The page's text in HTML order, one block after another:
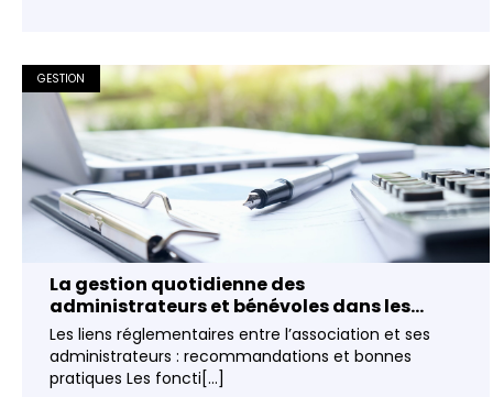
GESTION
La gestion quotidienne des
administrateurs et bénévoles dans les...
Les liens réglementaires entre l’association et ses
administrateurs : recommandations et bonnes
pratiques Les foncti[...]